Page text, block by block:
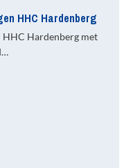
HHC Hardenberg
HHC Hardenberg met